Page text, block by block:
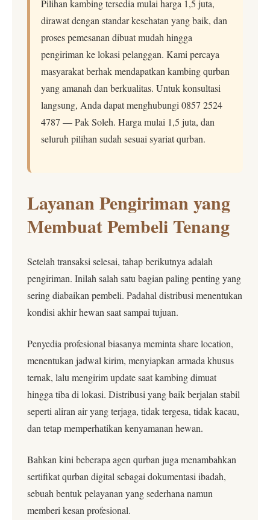
Pilihan kambing tersedia mulai harga 1,5 juta,
dirawat dengan standar kesehatan yang baik, dan
proses pemesanan dibuat mudah hingga
pengiriman ke lokasi pelanggan. Kami percaya
masyarakat berhak mendapatkan kambing qurban
yang amanah dan berkualitas. Untuk konsultasi
langsung, Anda dapat menghubungi 0857 2524
4787 — Pak Soleh. Harga mulai 1,5 juta, dan
seluruh pilihan sudah sesuai syariat qurban.
Layanan Pengiriman yang
Membuat Pembeli Tenang
Setelah transaksi selesai, tahap berikutnya adalah
pengiriman. Inilah salah satu bagian paling penting yang
sering diabaikan pembeli. Padahal distribusi menentukan
kondisi akhir hewan saat sampai tujuan.
Penyedia profesional biasanya meminta share location,
menentukan jadwal kirim, menyiapkan armada khusus
ternak, lalu mengirim update saat kambing dimuat
hingga tiba di lokasi. Distribusi yang baik berjalan stabil
seperti aliran air yang terjaga, tidak tergesa, tidak kacau,
dan tetap memperhatikan kenyamanan hewan.
Bahkan kini beberapa agen qurban juga menambahkan
sertifikat qurban digital sebagai dokumentasi ibadah,
sebuah bentuk pelayanan yang sederhana namun
memberi kesan profesional.